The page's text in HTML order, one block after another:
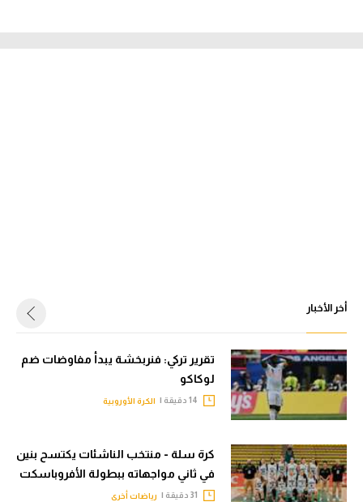
أخر الأخبار
تقرير تركي: فنربخشة يبدأ مفاوضات ضم
لوكاكو
الكرة الأوروبية
كرة سلة - منتخب الناشئات يكتسح بنين
في ثاني مواجهاته ببطولة الأفروباسكت
رياضات أخرى